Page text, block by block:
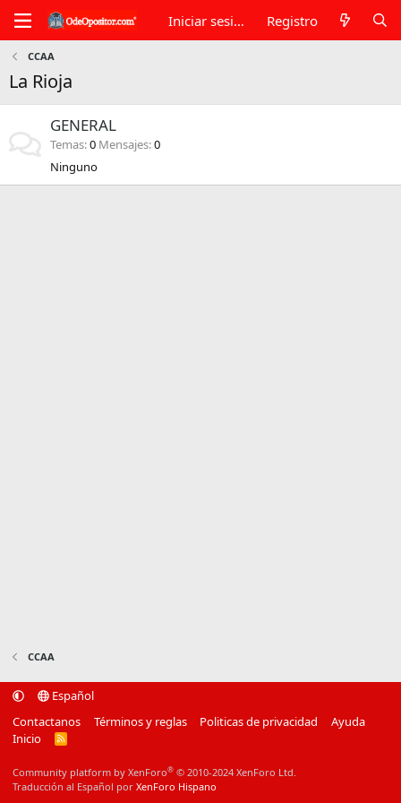
Iniciar sesión Registro
CCAA
La Rioja
GENERAL
Temas 0 Mensajes 0
Ninguno
CCAA
Español
Contactanos
Términos y reglas Politicas de privacidad
Ayuda
Inicio
R
Community platform by XenForo® © 2010-2024 XenForo Ltd.
Traducción al Español por XenForo Hispano